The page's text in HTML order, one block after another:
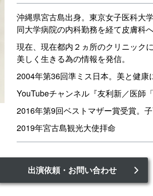
沖縄県宮古島出身。東京女子医科大学
同大学病院の内科勤務を経て皮膚科へ
現在、現在都内２ヵ所のクリニック
美しく生きる為の情報を発信。
2004年第36回準ミス日本。美と健康
YouTubeチャンネル『友利新／医師
2016年第9回ベストマザー賞受賞。
2019年宮古島観光大使拝命
出演依頼・お問い合わせ